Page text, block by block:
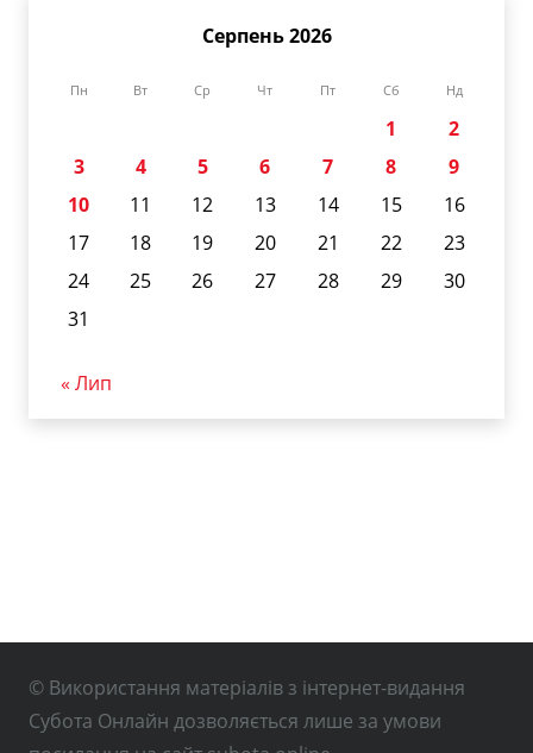
Серпень 2026
Пн Вт Ср Чт Пт Сб Нд
1
2
3
4 5 6 7 8
9
10
11 12 13 14 15
16
17
18 19 20 21 22
23
24
25 26 27 28 29
30
31
« Лип
© Використання матеріалів з інтернет-видання
Субота Онлайн дозволяється лише за умови